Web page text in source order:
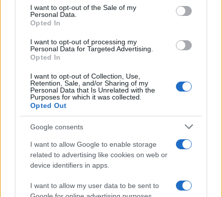
consent section.
I want to opt-out of the Sale of my
Personal Data.
Opted In
I want to opt-out of processing my
Personal Data for Targeted Advertising.
Opted In
I want to opt-out of Collection, Use,
Retention, Sale, and/or Sharing of my
Personal Data that Is Unrelated with the
Purposes for which it was collected.
Opted Out
Google consents
I want to allow Google to enable storage
related to advertising like cookies on web or
device identifiers in apps.
I want to allow my user data to be sent to
Πιο δημοφιλή
έπαιζε Τσιτσάνη στο Φισκάρδο και τους
πρότεινε συνεργασία
Μαριζέτα Αντωνοπούλου στο newsit.gr: Οι
“σωτήρες” ανήκουν στο χρονοντούλαπο
της ιστορίας
«Ψήνονται» στα 40άρια δυτική και βόρεια
Ελλάδα – Ενισχυμένα μελτέμια έως 8
μποφόρ στο Αιγαίο μέχρι
Δεκαπενταύγουστο
Νίκα κάνουν διακοπές με πολυτελές γιοτ
με τα δύο παιδιά τους